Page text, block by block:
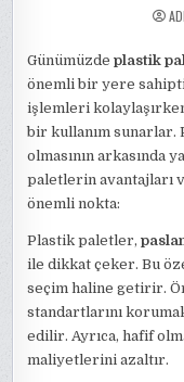
Günümüzdeplastik
önemli bir yere
işlemleri
bir kullanım
olmasının arkasında
paletlerin avantajları
önemli nokta:
Plastik paletler,
ile dikkat çeker. Bu
seçim haline getirir.
standartlarını
edilir. Ayrıca, hafif
maliyetlerini azaltır.